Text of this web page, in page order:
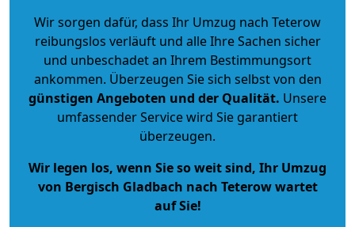
Wir sorgen dafür, dass Ihr Umzug nach Teterow
reibungslos verläuft und alle Ihre Sachen sicher
und unbeschadet an Ihrem Bestimmungsort
ankommen. Überzeugen Sie sich selbst von den
günstigen Angeboten und der Qualität. Unsere
umfassender Service wird Sie garantiert
überzeugen.
Wir legen los, wenn Sie so weit sind, Ihr Umzug
von Bergisch Gladbach nach Teterow wartet
auf Sie!